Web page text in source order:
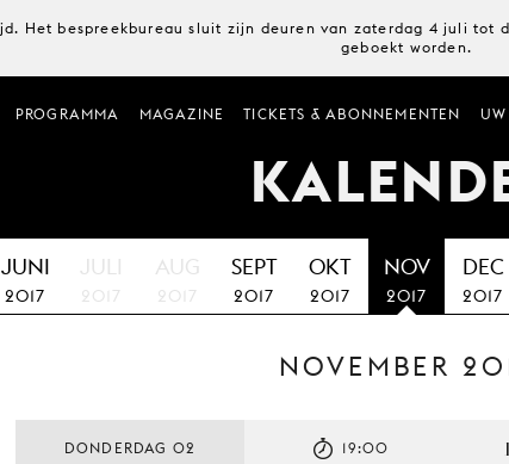
Het bespreekbureau sluit zijn deuren van zaterdag 4 juli tot
geboekt worden.
PROGRAMMA MAGAZINE TICKETS & ABONNEMENTEN
JUNI
2017
JULI
2017
AUG
2017
SEPT
2017
OKT
2017
NOV
2017
DEC
2017
NOVEMBER
DONDERDAG 02 19:00